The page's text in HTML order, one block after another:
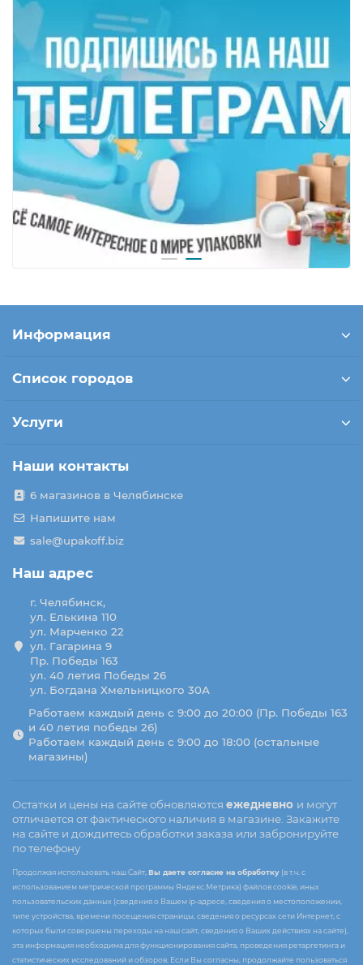
Информация
Список городов
Услуги
Наши контакты
6 магазинов в Челябинске
Напишите нам
sale@upakoff.biz
Наш адрес
г. Челябинск,
ул. Елькина 110
ул. Марченко 22
ул. Гагарина 9
Пр. Победы 163
ул. 40 летия Победы 26
ул. Богдана Хмельницкого 30А
Работаем каждый день с 9:00 до 20:00 (Пр. Победы 163
и 40 летия победы 26)
Работаем каждый день с 9:00 до 18:00 (остальные
магазины)
Остатки и цены на сайте обновляются ежедневно и могут
отличается от фактического наличия в магазине. Закажите
на сайте и дождитесь обработки заказа или забронируйте
по телефону
Продолжая использовать наш Сайт, Вы даете согласие на обработку (в т.ч. с
использованием метрической программы Яндекс.Метрика) файлов cookie, иных
пользовательских данных (сведения о Вашем ip-адресе, сведения о местоположении,
типе устройства, времени посещения страницы, сведения о ресурсах сети Интернет, с
которых были совершены переходы на наш сайт, сведения о Ваших действиях на сайте),
эта информация необходима для функционирования сайта, проведения ретаргетинга и
статистических исследований и обзоров. Если Вы согласны, продолжайте пользоваться